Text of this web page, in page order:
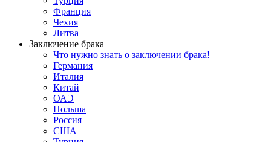
Франция
Чехия
Литва
Заключение брака
Что нужно знать о заключении брака!
Германия
Италия
Китай
ОАЭ
Польша
Россия
США